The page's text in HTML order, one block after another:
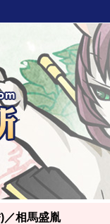
／相馬盛胤